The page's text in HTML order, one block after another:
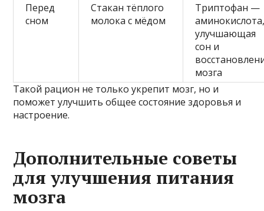
Перед
сном
Стакан тёплого
молока с мёдом
Триптофан —
улучшающая
сон и
мозга
Такой рацион не только укрепит мозг, но и
поможет улучшить общее состояние здоровья и
настроение.
Дополнительные советы
для улучшения питания
мозга